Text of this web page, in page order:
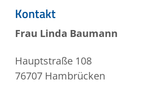
Kontakt
Frau Linda Baumann
Hauptstraße 108
76707 Hambrücken